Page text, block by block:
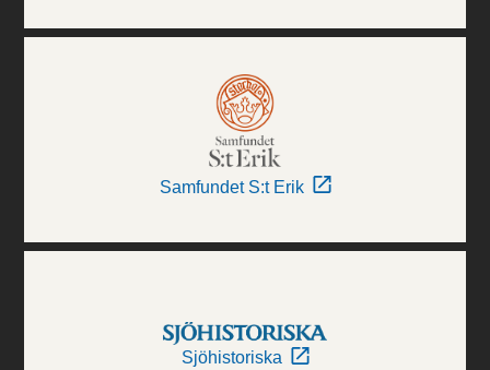
Samfundet S:t Erik
Sjöhistoriska